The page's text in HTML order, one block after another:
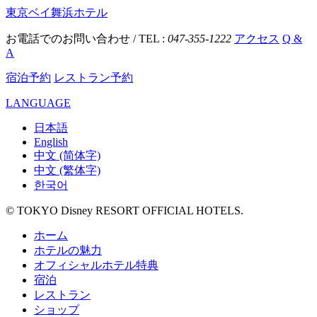
東京ベイ舞浜ホテル
お電話でのお問い合わせ / TEL : 047-355-1222 アクセス Q &
A
宿泊予約 レストラン予約
LANGUAGE
日本語
English
中文 (简体字)
中文 (繁体字)
한국어
© TOKYO Disney RESORT OFFICIAL HOTELS.
ホーム
ホテルの魅力
オフィシャルホテル特典
宿泊
レストラン
ショップ